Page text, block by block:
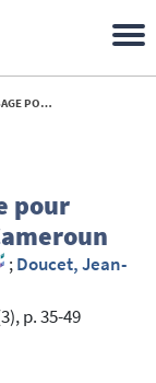
- 2013
pour
;Doucet, Jean-
p. 35-49